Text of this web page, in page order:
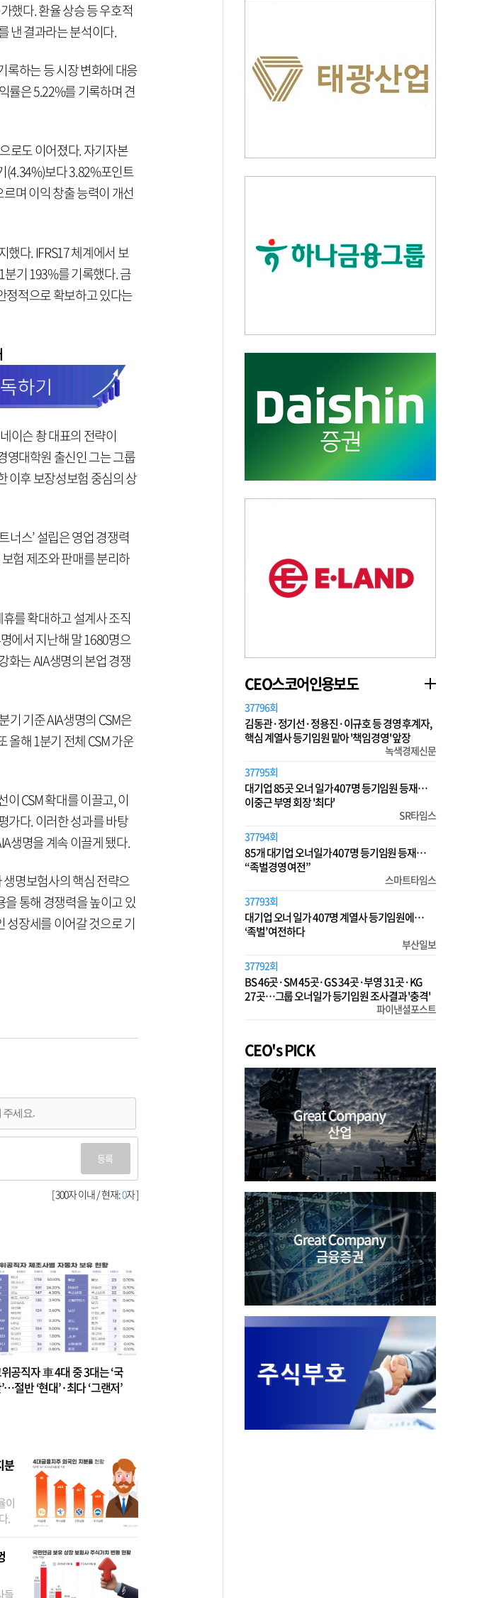
했다. 환율 상승 등 우호적
낸 결과라는 분석이다.
록하는 등 시장 변화에 대응
률은 5.22%를 기록하며 견
로도 이어졌다. 자기자본
(4.34%)보다 3.82%포인트
며 이익 창출 능력이 개선
다. IFRS17 체계에서 보
분기 193%를 기록했다. 금
정적으로 확보하고 있다는
이슨 촹 대표의 전략이
영대학원 출신인 그는 그룹
이후 보장성보험 중심의 상
너스’ 설립은 영업 경쟁력
험 제조와 판매를 분리하
를 확대하고 설계사 조직
에서 지난해 말 1680명으
화는 AIA생명의 본업 경쟁
기 기준 AIA생명의 CSM은
올해 1분기 전체 CSM 가운
CSM 확대를 이끌고, 이
가다. 이러한 성과를 바탕
생명을 계속 이끌게 됐다.
생명보험사의 핵심 전략으
통해 경쟁력을 높이고 있
성장세를 이어갈 것으로 기
등록
[ 300자 이내 / 현재:0자 ]
공직자 車 4대 중 3대는 ‘국
절반 ‘현대’·최다 ‘그랜저’
분
이
.
들
CEO스코어인용보도
37796회
김동관·정기선·정용진·이규호 등 경영 후계자,
핵심 계열사 등기임원 맡아 '책임경영' 앞장
녹색경제신문
37795회
대기업 85곳 오너 일가 407명 등기임원 등재…
이중근 부영 회장 '최다'
SR타임스
37794회
85개 대기업 오너일가 407명 등기임원 등재…
“족벌경영 여전”
스마트타임스
37793회
대기업 오너 일가 407명 계열사 등기임원에…
‘족벌’ 여전하다
부산일보
37792회
BS 46곳·SM 45곳·GS 34곳·부영 31곳·KG
27곳…그룹 오너일가 등기임원 조사결과 '충격'
파이낸셜포스트
CEO's PICK